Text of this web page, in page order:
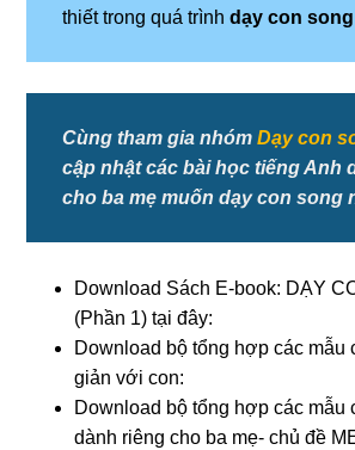
thiết trong quá trìnhdạy con
Cùng tham gia nhómDạy con
cập nhật các bài học tiếng Anh
cho ba mẹ muốn dạy con song
Download Sách E-book: DẠY
(Phần 1) tại đây:
Download bộ tổng hợp các mẫu
giản với con:
Download bộ tổng hợp các mẫu
dành riêng cho ba mẹ- chủ đề